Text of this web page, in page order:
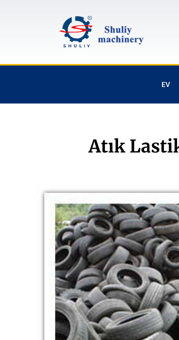
EV
Atık